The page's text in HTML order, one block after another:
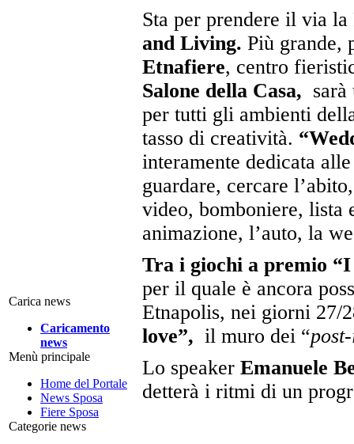
Carica news
Caricamento
news
Menù principale
Home del Portale
News Sposa
Fiere Sposa
Categorie news
Sta per prendere il via
and Living. Più grande,
Etnafiere, centro
Salone della Casa,
per tutti gli ambienti
tasso di creatività.
interamente dedicata
guardare, cercare
video, bomboniere, lista
animazione, l’auto, la
Tra i giochi a premio
per il quale è ancora
Etnapolis, nei giorni 27/
love”, il muro dei “
Lo speaker Emanuele
detterà i ritmi di un